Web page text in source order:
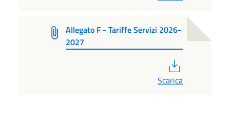
Allegato F - Tariffe Servizi 2026-
2027
Scarica